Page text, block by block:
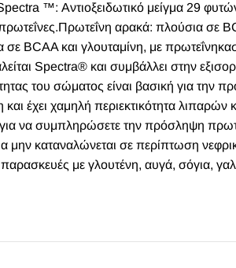
™: Αντιοξειδωτικό μείγμα 29
αρακά: πλούσια σε
BCAA και γλουταμίνη, με
Spectra® και συμβάλλει στην
του σώματος είναι βασική για την
έχει χαμηλή περιεκτικότητα λιπαρών
να συμπληρώσετε την πρόσληψη
καταναλώνεται σε περίπτωση
με γλουτένη, αυγά, σόγια,